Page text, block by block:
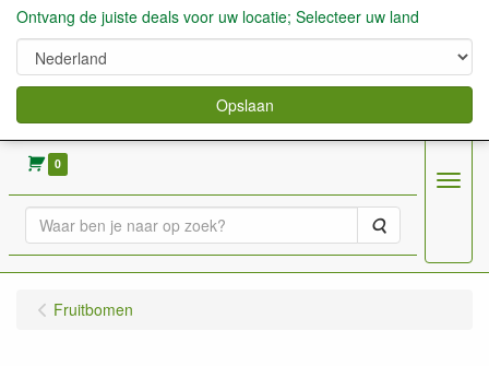
verkoop fruitbomen, bessen,aardbeien enz.
0
Zoeken
Menu
Fruitbomen
Ontvang de juiste deals voor uw locatie; Selecteer uw land
Opslaan